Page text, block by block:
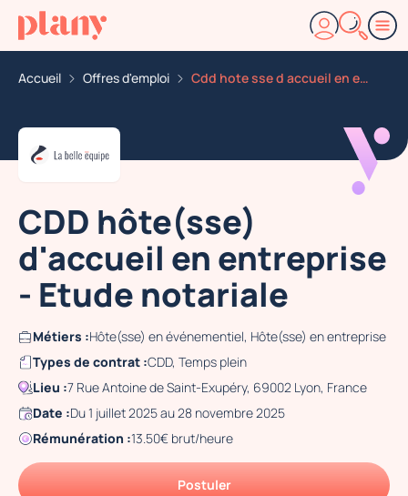
Accueil Offres d'emploi Cdd hote sse d accueil en entreprise etude notariale
CDD hôte(sse)
d'accueil en entreprise
- Etude notariale
Métiers :Hôte(sse) en événementiel, Hôte(sse) en entreprise
Types de contrat :CDD, Temps plein
Lieu :7 Rue Antoine de Saint-Exupéry, 69002 Lyon, France
Date :Du 1 juillet 2025 au 28 novembre 2025
Rémunération :13.50€ brut/heure
Postuler